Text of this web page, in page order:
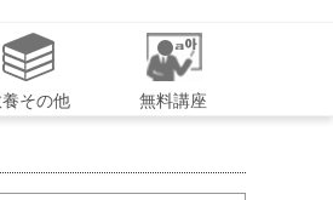
その他 無料講座